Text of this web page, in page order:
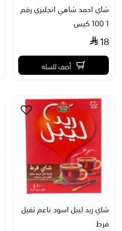
شاي احمد شاهي انجليزي رقم
1 100 كيس
18
أضف للسلة
شاي ريد ليبل اسود ناعم ثقيل
فرط